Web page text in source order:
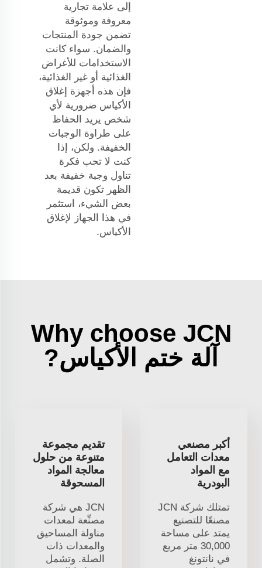
إلى علامة تجارية
معروفة وموثوقة
تضمن جودة المنتجات
والضمان. سواء كانت
الاستخدامات للأغراض
الغذائية أو غير الغذائية،
فإن هذه أجهزة إغلاق
الأكياس ضرورية لأي
شخص يريد الحفاظ
على طراوة الوجبات
الخفيفة. ولكن، إذا
كنت لا تحب فكرة
تناول وجبة خفيفة بعد
الظهر تكون قديمة
بعض الشيء، استثمر
في هذا الجهاز لإغلاق
الأكياس.
Why choose JCN
آلة ختم الأكياس?
أكبر مصنعي
معدات التعامل
مع المواد
البودرية
تمتلك شركة JCN
مصنعًا للتصنيع
يمتد على مساحة
30,000 متر مربع
في نانتونغ
تقديم مجموعة
متنوعة من حلول
معالجة المواد
المسحوقة
JCN هي شركة
مصنِّعة لمعدات
مناولة المساحيق
والمعدات ذات
الصلة. وتشمل